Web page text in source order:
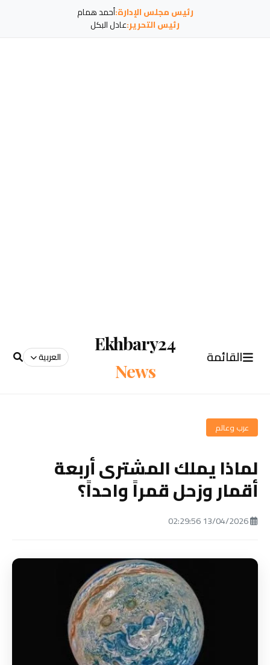
رئيس مجلس الإدارة:أحمد همام
رئيس التحرير:عادل البكل
القائمة
Ekhbary24
News
العربية
عرب وعالم
لماذا يملك المشترى أربعة
أقمار وزحل قمراً واحداً؟